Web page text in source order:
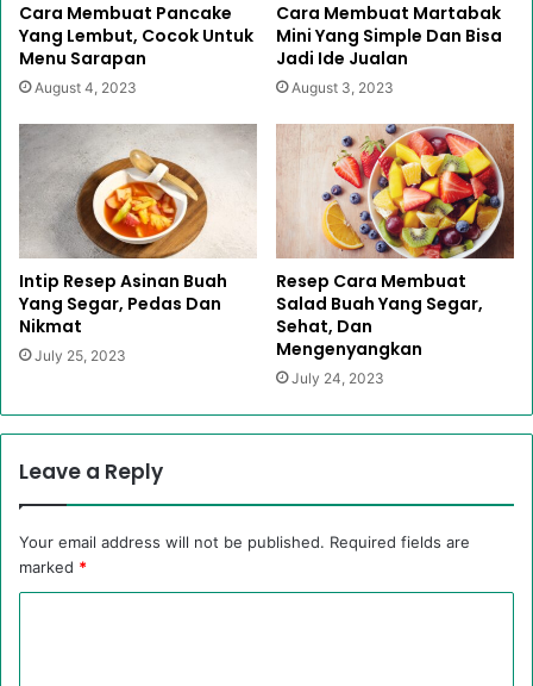
Cara Membuat Pancake
Yang Lembut, Cocok Untuk
Menu Sarapan
August 4, 2023
Cara Membuat Martabak
Mini Yang Simple Dan Bisa
Jadi Ide Jualan
August 3, 2023
Intip Resep Asinan Buah
Yang Segar, Pedas Dan
Nikmat
July 25, 2023
Resep Cara Membuat
Salad Buah Yang Segar,
Sehat, Dan
Mengenyangkan
July 24, 2023
Leave a Reply
Your email address will not be published. Required fields are
marked *